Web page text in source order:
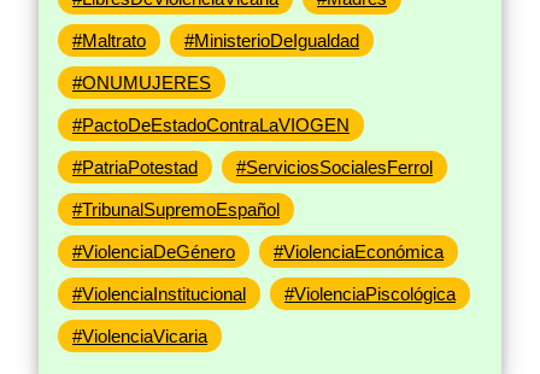
#Maltrato #MinisterioDeIgualdad
#ONUMUJERES
#PactoDeEstadoContraLaVIOGEN
#PatriaPotestad #ServiciosSocialesFerrol
#TribunalSupremoEspañol
#ViolenciaDeGénero #ViolenciaEconómica
#ViolenciaInstitucional #ViolenciaPiscológica
#ViolenciaVicaria